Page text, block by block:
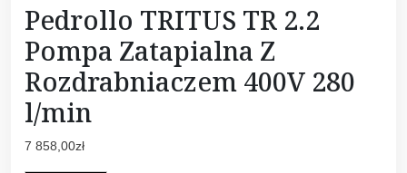
Pedrollo TRITUS TR 2.2
Pompa Zatapialna Z
Rozdrabniaczem 400V 280
l/min
7 858,00zł